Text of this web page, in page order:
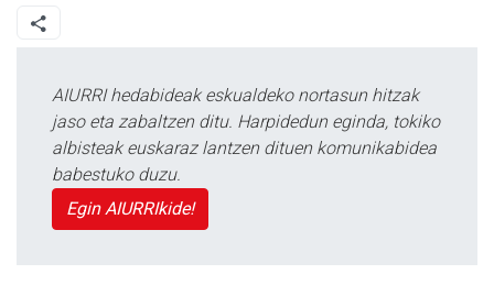
AIURRI hedabideak eskualdeko nortasun hitzak
jaso eta zabaltzen ditu. Harpidedun eginda, tokiko
albisteak euskaraz lantzen dituen komunikabidea
babestuko duzu.
Egin AIURRIkide!